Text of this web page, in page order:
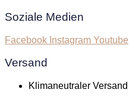
Soziale Medien
Facebook Instagram Youtube
Versand
Klimaneutraler Versand